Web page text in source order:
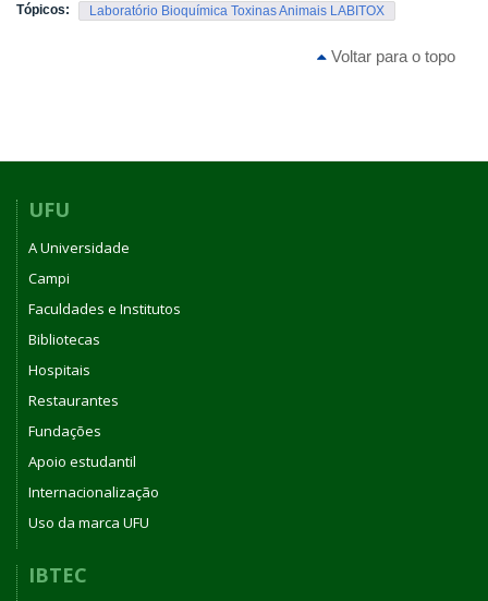
Tópicos: Laboratório Bioquímica Toxinas Animais LABITOX
Voltar para o topo
UFU
A Universidade
Campi
Faculdades e Institutos
Bibliotecas
Hospitais
Restaurantes
Fundações
Apoio estudantil
Internacionalização
Uso da marca UFU
IBTEC